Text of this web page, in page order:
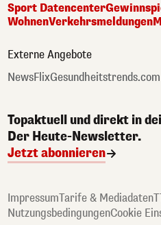
Sport Datencenter
WohnenVerkehrsmeldungen
Externe Angebote
NewsFlixGesundheitstrends.com
Topaktuell und direkt in
Der Heute-Newsletter.
Jetzt abonnieren
ImpressumTarife & Mediadaten
NutzungsbedingungenCookie